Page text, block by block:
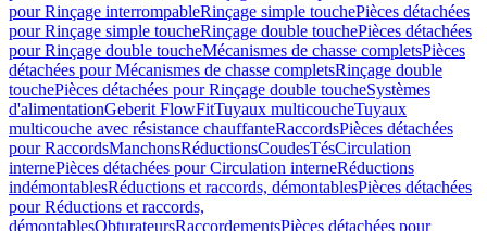
pour Rinçage interrompableRinçage simple touchePièces détachées
pour Rinçage simple toucheRinçage double touchePièces détachées
pour Rinçage double toucheMécanismes de chasse completsPièces
détachées pour Mécanismes de chasse completsRinçage double
touchePièces détachées pour Rinçage double toucheSystèmes
d'alimentationGeberit FlowFitTuyaux multicoucheTuyaux
multicouche avec résistance chauffanteRaccordsPièces détachées
pour RaccordsManchonsRéductionsCoudesTésCirculation
internePièces détachées pour Circulation interneRéductions
indémontablesRéductions et raccords, démontablesPièces détachées
pour Réductions et raccords,
démontablesObturateursRaccordementsPièces détachées pour